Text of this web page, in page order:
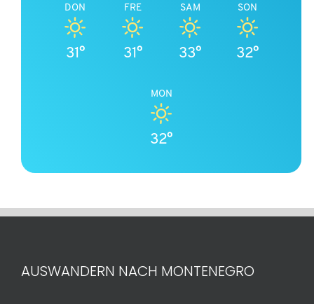
DON
31°
FRE
31°
SAM
33°
SON
32°
MON
32°
AUSWANDERN NACH MONTENEGRO